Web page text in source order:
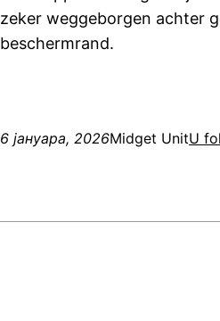
zeker weggeborgen achter
beschermrand.
6 јануара, 2026Midget UnitU